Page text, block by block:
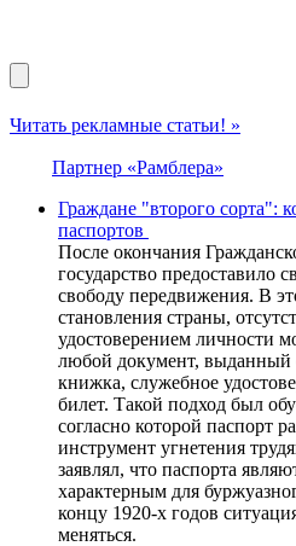
Читать рекламные статьи! »
Партнер «Рамблера»
Граждане "второго сорта":
паспортов
После окончания
государство предоставило
свободу передвижения. В
становления страны,
удостоверением личности
любой документ, выданный
книжка, служебное
билет. Такой подход был
согласно которой паспорт
инструмент угнетения
заявлял, что паспорта
характерным для
концу 1920-х годов
меняться.